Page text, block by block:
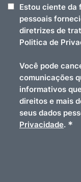
Estou ciente da
pessoais
diretrizes de
Politica de
Você pode
comunicações
informativos
direitos e mais
seus dados
Privacidade. *